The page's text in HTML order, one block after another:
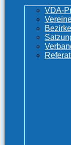
VDA-
Bezirke